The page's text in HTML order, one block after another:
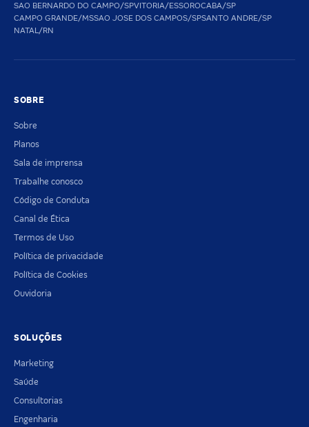
SAO BERNARDO DO CAMPO/SPVITORIA/ESSOROCABA/SP
CAMPO GRANDE/MSSAO JOSE DOS CAMPOS/SPSANTO ANDRE/SP
NATAL/RN
SOBRE
Sobre
Planos
Sala de imprensa
Trabalhe conosco
Código de Conduta
Canal de Ética
Termos de Uso
Política de privacidade
Política de Cookies
Ouvidoria
SOLUÇÕES
Marketing
Saúde
Consultorias
Engenharia